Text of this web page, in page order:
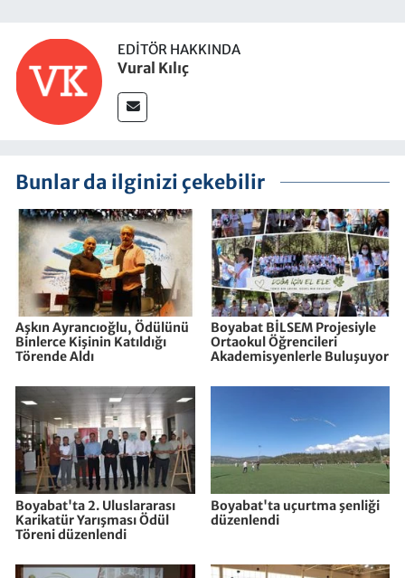
EDITÖR HAKKINDA
Vural Kılıç
Bunlar da ilginizi çekebilir
Aşkın Ayrancıoğlu, Ödülünü
Binlerce Kişinin Katıldığı
Törende Aldı
Boyabat BİLSEM Projesiyle
Ortaokul Öğrencileri
Akademisyenlerle Buluşuyor
Boyabat'ta 2. Uluslararası
Karikatür Yarışması Ödül
Töreni düzenlendi
Boyabat'ta uçurtma şenliği
düzenlendi